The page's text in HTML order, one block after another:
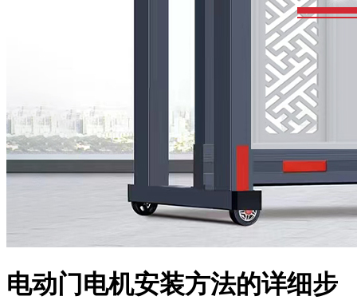
电动门电机安装方法的详细步